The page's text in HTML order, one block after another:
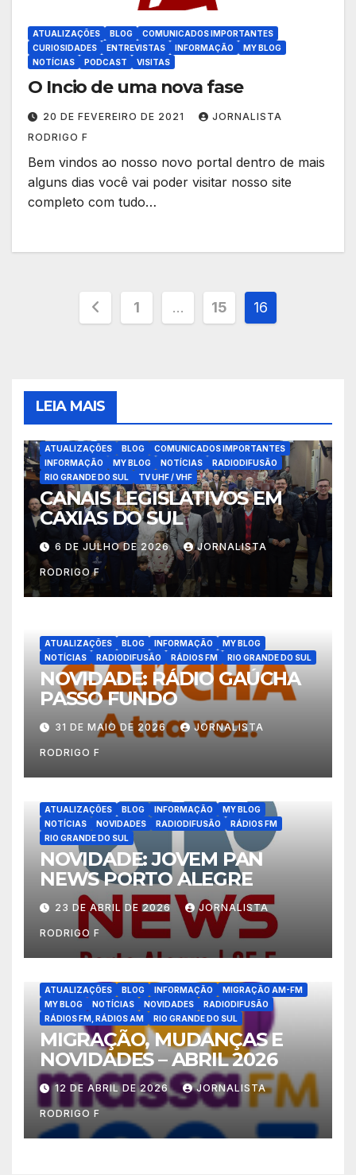
ATUALIZAÇÕES BLOG
COMUNICADOS IMPORTANTES
CURIOSIDADES
ENTREVISTAS INFORMAÇÃO
MY BLOG
NOTÍCIAS
PODCAST VISITAS
O Incio de uma nova fase
20 DE FEVEREIRO DE 2021
JORNALISTA
RODRIGO F
Bem vindos ao nosso novo portal dentro de mais
alguns dias você vai poder visitar nosso site
completo com tudo…
Paginação
1 … 15 16
LEIA MAIS
ATUALIZAÇÕES BLOG
COMUNICADOS IMPORTANTES
INFORMAÇÃO
MY BLOG NOTÍCIAS
RADIODIFUSÃO
RIO GRANDE DO SUL
TV UHF / VHF
CANAIS LEGISLATIVOS EM
CAXIAS DO SUL
6 DE JULHO DE 2026 JORNALISTA
RODRIGO F
ATUALIZAÇÕES BLOG INFORMAÇÃO
MY BLOG
NOTÍCIAS
RADIODIFUSÃO RÁDIOS FM RIO GRANDE DO SUL
NOVIDADE: RÁDIO GAÚCHA
PASSO FUNDO
31 DE MAIO DE 2026 JORNALISTA
RODRIGO F
ATUALIZAÇÕES BLOG INFORMAÇÃO
MY BLOG
NOTÍCIAS
NOVIDADES RADIODIFUSÃO
RÁDIOS FM
RIO GRANDE DO SUL
NOVIDADE: JOVEM PAN
NEWS PORTO ALEGRE
23 DE ABRIL DE 2026 JORNALISTA
RODRIGO F
ATUALIZAÇÕES BLOG INFORMAÇÃO
MIGRAÇÃO AM-FM
MY BLOG
NOTÍCIAS NOVIDADES
RADIODIFUSÃO
RÁDIOS FM, RÁDIOS AM
RIO GRANDE DO SUL
MIGRAÇÃO, MUDANÇAS E
NOVIDADES – ABRIL 2026
12 DE ABRIL DE 2026 JORNALISTA
RODRIGO F